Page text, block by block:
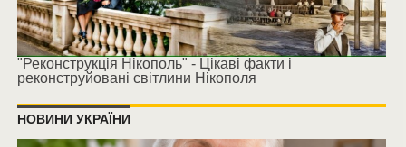
"Реконструкція Нікополь" - Цікаві факти і
реконструйовані світлини Нікополя
НОВИНИ УКРАЇНИ